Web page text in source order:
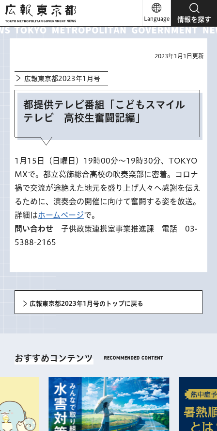
広報東京都
Language 情報を探す
2023年1月1日更新
広報東京都2023年1月号
都提供テレビ番組「こどもスマイル
テレビ 高校生奮闘記編」
1月15日（日曜日）19時00分～19時30分、TOKYO
MXで。都立葛飾総合高校の吹奏楽部に密着。コロナ
禍で交流が途絶えた地元を盛り上げ人々へ感謝を伝え
るために、演奏会の開催に向けて奮闘する姿を放送。
詳細はホームページで。
問い合わせ 子供政策連携室事業推進課 電話 03-
5388-2165
広報東京都2023年1月号のトップに戻る
おすすめコンテンツ